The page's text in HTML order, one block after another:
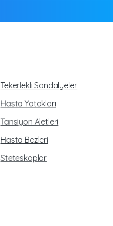
Tekerlekli Sandalyeler
Hasta Yatakları
Tansiyon Aletleri
Hasta Bezleri
Steteskoplar